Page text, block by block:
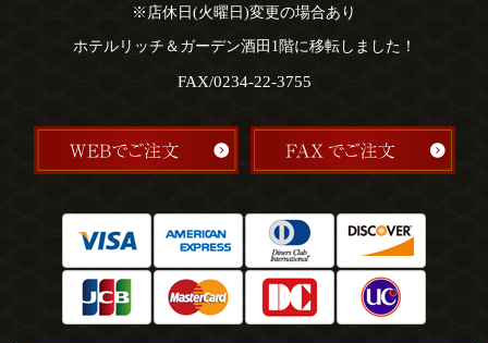
※店休日(火曜日)変更の場合あり
ホテルリッチ＆ガーデン酒田1階に移転しました！
FAX/0234-22-3755